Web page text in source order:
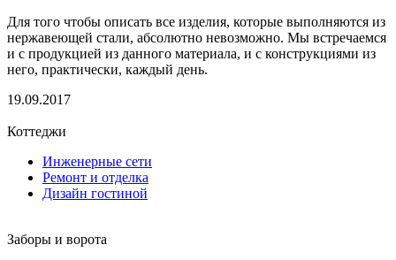
Для того чтобы описать все изделия, которые выполняются из
нержавеющей стали, абсолютно невозможно. Мы встречаемся
и с продукцией из данного материала, и с конструкциями из
него, практически, каждый день.
19.09.2017
Коттеджи
Инженерные сети
Ремонт и отделка
Дизайн гостиной
Заборы и ворота